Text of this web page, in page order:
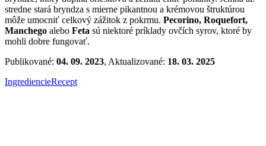
stredne stará bryndza s mierne pikantnou a krémovou štruktúrou
môže umocniť celkový zážitok z pokrmu. Pecorino, Roquefort,
Manchego alebo Feta sú niektoré príklady ovčích syrov, ktoré by
mohli dobre fungovať.
Publikované: 04. 09. 2023, Aktualizované: 18. 03. 2025
IngrediencieRecept